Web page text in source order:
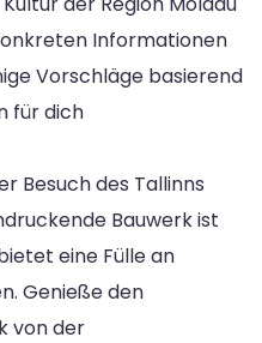
Informationen
Vorschläge basierend
für dich
Besuch des Tallinns
Bauwerk ist
eine Fülle an
Genieße den
von der